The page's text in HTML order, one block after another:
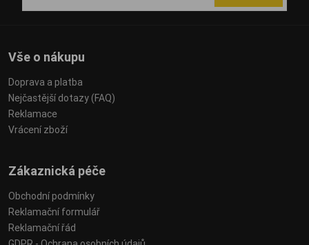
Vše o nákupu
Doprava a platba
Nejčastější dotazy (FAQ)
Reklamace
Vrácení zboží
Zákaznická péče
Obchodní podmínky
Reklamační formulář
Reklamační řád